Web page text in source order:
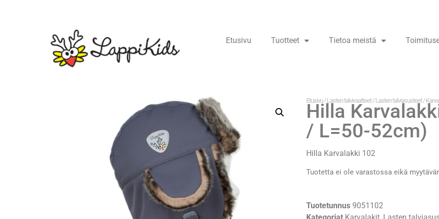
Etusivu Tuotteet Tietoa meistä
Etusivu /Lasten talvivaatteet/Lasten talviasusteet/
Hilla
/ L=50-52cm)
Hilla Karvalakki 102
Tuotetta ei ole varastossa eikä
Tuotetunnus 9051102